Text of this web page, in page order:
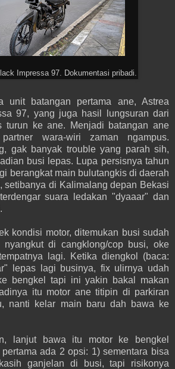
Impressa 97. Dokumentasi pribadi.
unit batangan pertama ane, Astrea
97, yang juga hasil lungsuran dari
turun ke ane. Menjadi batangan ane
wara-wiri zaman ngampus.
gak banyak trouble yang parah sih,
busi lepas. Lupa persisnya tahun
berangkat main bulutangkis di daerah
setibanya di Kalimalang depan Bekasi
suara ledakan "dyaaar" dan
kondisi motor, ditemukan busi sudah
di cangklong/cop busi, oke
lagi. Ketika diengkol (baca:
lepas lagi businya, fix ulirnya udah
bengkel tapi ini yakin bakal makan
itu motor ane titipin di parkiran
nanti kelar main baru dah bawa ke
lanjut bawa itu motor ke bengkel
ada 2 opsi: 1) sementara bisa
ganjelan di busi, tapi risikonya